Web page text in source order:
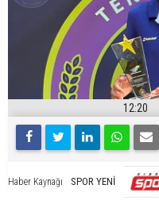
12:20
Haber Kaynağı SPOR YENİ